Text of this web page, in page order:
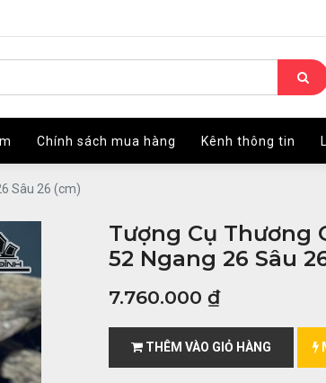
Chính sách mua hàng Kênh thông tin
Chính sách mua hàng Kênh thông tin
Sâu 26 (cm)
Tượng Cụ Thương
52 Ngang 26 Sâu
7.760.000 ₫
THÊM VÀO GIỎ HÀNG